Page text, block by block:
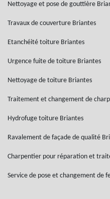
Nettoyage et pose de gouttière
Travaux de couverture Briantes
Etanchéité toiture Briantes
Urgence fuite de toiture Briantes
Nettoyage de toiture Briantes
Traitement et changement de
Hydrofuge toiture Briantes
Ravalement de façade de qualité
Charpentier pour réparation et
Service de pose et changement de